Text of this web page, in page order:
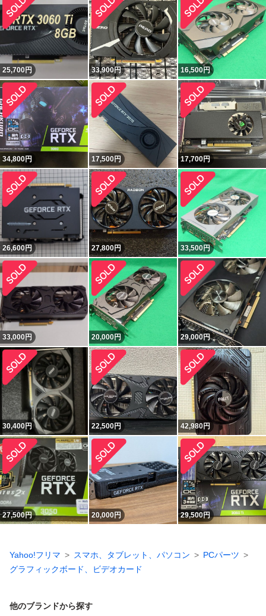
25,700円 33,900円 16,500円
34,800円 17,500円 17,700円
26,600円 27,800円 33,500円
33,000円 20,000円 29,000円
30,400円 22,500円 42,980円
27,500円 20,000円 29,500円
Yahoo!フリマ スマホ、タブレット、パソコン
PCパーツ
グラフィックボード、ビデオカード
他のブランドから探す